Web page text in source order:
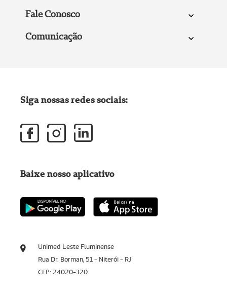
Fale Conosco
Comunicação
Unimed Leste Fluminense
Rua Dr. Borman, 51 - Niterói - RJ
CEP: 24020-320
Siga nossas redes sociais:
Baixe nosso aplicativo